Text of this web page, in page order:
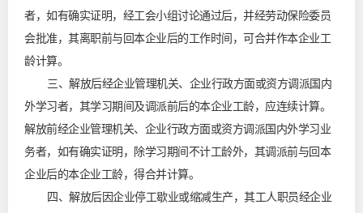
者，如有确实证明，经工会小组讨论通过后，并经劳动保险委员
会批准，其离职前与回本企业后的工作时间，可合并作本企业工
龄计算。
三、解放后经企业管理机关、企业行政方面或资方调派国内
外学习者，其学习期间及调派前后的本企业工龄，应连续计算。
解放前经企业管理机关、企业行政方面或资方调派国内外学习业
务者，如有确实证明，除学习期间不计工龄外，其调派前与回本
企业后的本企业工龄，得合并计算。
四、解放后因企业停工歇业或缩减生产，其工人职员经企业